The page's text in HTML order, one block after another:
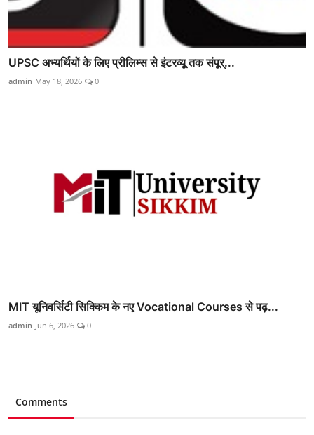
UPSC अभ्यर्थियों के लिए प्रीलिम्स से इंटरव्यू तक संपूर्...
admin May 18, 2026 0
MIT यूनिवर्सिटी सिक्किम के नए Vocational Courses से पढ़...
admin Jun 6, 2026 0
Comments